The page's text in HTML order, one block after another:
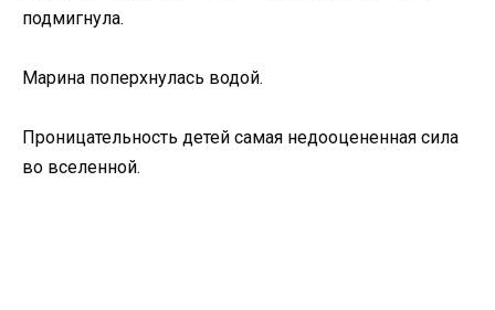
подмигнула.
Марина поперхнулась водой.
Проницательность детей самая недооцененная сила
во вселенной.